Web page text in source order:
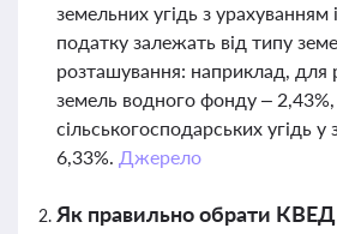
земельних угідь з урахуванням
податку залежать від типу
розташування: наприклад, для
земель водного фонду –
сільськогосподарських угідь у
6,33%. Джерело
Як правильно обрати